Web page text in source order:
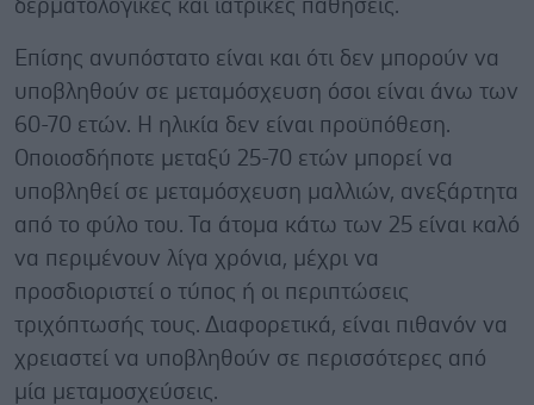
δερματολογικές και ιατρικές παθήσεις.
Επίσης ανυπόστατο είναι και ότι δεν μπορούν να
υποβληθούν σε μεταμόσχευση όσοι είναι άνω των
60-70 ετών. Η ηλικία δεν είναι προϋπόθεση.
Οποιοσδήποτε μεταξύ 25-70 ετών μπορεί να
υποβληθεί σε μεταμόσχευση μαλλιών, ανεξάρτητα
από το φύλο του. Τα άτομα κάτω των 25 είναι καλό
να περιμένουν λίγα χρόνια, μέχρι να
προσδιοριστεί ο τύπος ή οι περιπτώσεις
τριχόπτωσής τους. Διαφορετικά, είναι πιθανόν να
χρειαστεί να υποβληθούν σε περισσότερες από
μία μεταμοσχεύσεις.